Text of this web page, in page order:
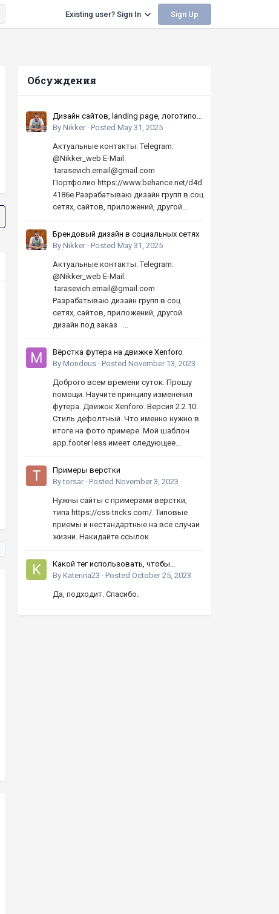
Existing user? Sign In Sign Up
Обсуждения
Дизайн сайтов, landing page, логотипов,
баннеров, шапок | Высокое качество,
By Nikker · Posted May 31, 2025
Актуальные контакты: Telegram:
@Nikker_web E-Mail:
tarasevich.email@gmail.com
Портфолио https://www.behance.net/d4d
4186e Разрабатываю дизайн групп в соц
сетях, сайтов, приложений, другой...
Брендовый дизайн в социальных сетях
By Nikker · Posted May 31, 2025
Актуальные контакты: Telegram:
@Nikker_web E-Mail:
tarasevich.email@gmail.com
Разрабатываю дизайн групп в соц
сетях, сайтов, приложений, другой
дизайн под заказ ...
Вёрстка футера на движке Xenforo
By Mondeus · Posted November 13, 2023
Доброго всем времени суток. Прошу
помощи. Научите принципу изменения
футера. Движок Xenforo. Версия 2.2.10.
Стиль дефолтный. Что именно нужно в
итоге на фото примере. Мой шаблон
app.footer less имеет следующее...
Примеры верстки
Bytorsar · Posted November 3, 2023
Нужны сайты с примерами верстки,
типа https://css-tricks.com/. Типовые
приемы и нестандартные на все случаи
жизни. Накидайте ссылок.
Какой тег использовать, чтобы
увеличивать число кнопками вверх-
By Katerina23 · Posted October 25, 2023
Да, подходит. Спасибо.